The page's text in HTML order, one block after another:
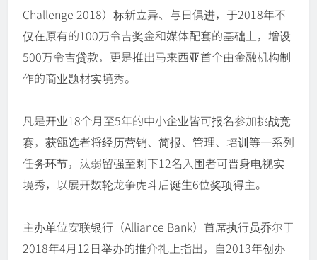
Challenge 2018）标新立异、与日俱进，于2018年不
仅在原有的100万令吉奖金和媒体配套的基础上，增设
500万令吉贷款，更是推出马来西亚首个由金融机构制
作的商业题材实境秀。
凡是开业18个月至5年的中小企业皆可报名参加挑战竞
赛，获甑选者将经历营销、简报、管理、培训等一系列
任务环节，汰弱留强至剩下12名入围者可晋身电视实
境秀，以展开数轮龙争虎斗后诞生6位奖项得主。
主办单位安联银行（Alliance Bank）首席执行员乔尔于
2018年4月12日举办的推介礼上指出，自2013年创办